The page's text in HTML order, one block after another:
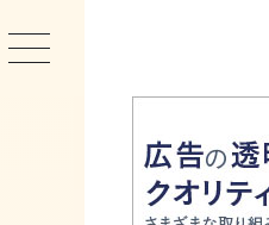
トップ
ユーザーの声